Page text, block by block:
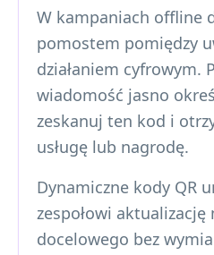
W kampaniach offline
pomostem pomiędzy
działaniem cyfrowym.
wiadomość jasno
zeskanuj ten kod i
usługę lub nagrodę.
Dynamiczne kody QR
zespołowi aktualizację
docelowego bez